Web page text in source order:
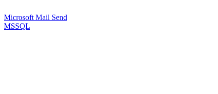
Microsoft Mail Send
MSSQL